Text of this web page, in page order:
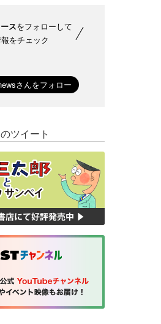
スをフォローして
をチェック
ツイート